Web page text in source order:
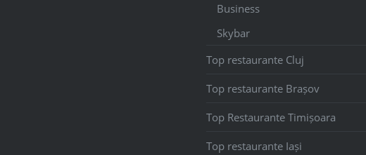
Business
Skybar
Top restaurante Cluj
Top restaurante Brașov
Top Restaurante Timișoara
Top restaurante Iași